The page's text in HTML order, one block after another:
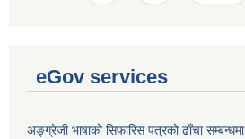
eGov services
अङ्ग्रेजी भाषाको सिफारिस पत्रको ढाँचा सम्बन्धमा